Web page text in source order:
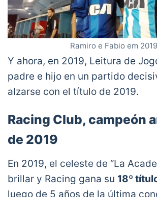
Ramiro e Fabio em 2019
Y ahora, en 2019, Leitura de
padre e hijo en un partido
alzarse con el título de 2019.
Racing Club, campeón
de 2019
En 2019, el celeste de “La
brillar y Racing gana su 18º
luego de 5 años de la última